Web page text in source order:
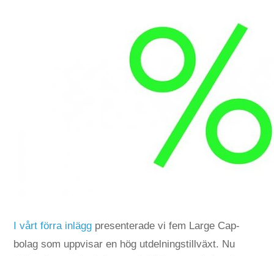
I vårt förra inlägg presenterade vi fem Large Cap-
bolag som uppvisar en hög utdelningstillväxt. Nu